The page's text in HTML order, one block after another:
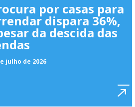
por casas para
dispara 36%,
da descida das
julho de 2026